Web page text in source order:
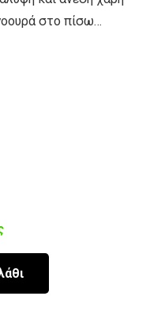
στο πίσω…